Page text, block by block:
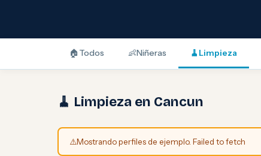
🏠 Todos 👶Niñeras 🧹 Limpieza
🧹 Limpieza en Cancun
⚠️Mostrando perfiles de ejemplo. Failed to fetch